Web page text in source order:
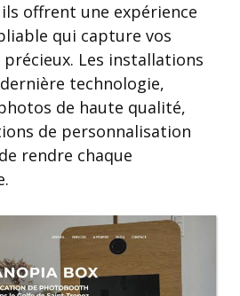
offrent une expérience
qui capture vos
Les installations
technologie,
de haute qualité,
de personnalisation
rendre chaque